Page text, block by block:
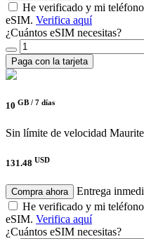
He verificado y mi
eSIM. Verifica aquí
¿Cuántos eSIM necesitas?
Paga con la tarjeta
10 GB / 7 días
Sin límite de velocidad
131.48 USD
Compra ahora
Entrega
He verificado y mi
eSIM. Verifica aquí
¿Cuántos eSIM necesitas?